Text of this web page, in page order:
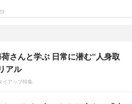
さんと学ぶ 日常に潜む“人身取
アル
イアップ特集